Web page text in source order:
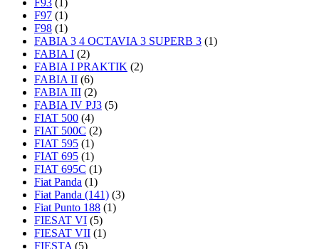
F93 (1)
F97 (1)
F98 (1)
FABIA 3 4 OCTAVIA 3 SUPERB 3 (1)
FABIA I (2)
FABIA I PRAKTIK (2)
FABIA II (6)
FABIA III (2)
FABIA IV PJ3 (5)
FIAT 500 (4)
FIAT 500C (2)
FIAT 595 (1)
FIAT 695 (1)
FIAT 695C (1)
Fiat Panda (1)
Fiat Panda (141) (3)
Fiat Punto 188 (1)
FIESAT VI (5)
FIESAT VII (1)
FIESTA (5)